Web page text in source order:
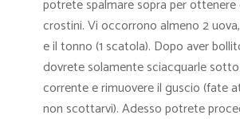
potrete spalmare sopra per
crostini. Vi occorrono almeno 2
e il tonno (1 scatola). Dopo aver
dovrete solamente sciacquarle
corrente e rimuovere il guscio (fate
non scottarvi). Adesso potrete